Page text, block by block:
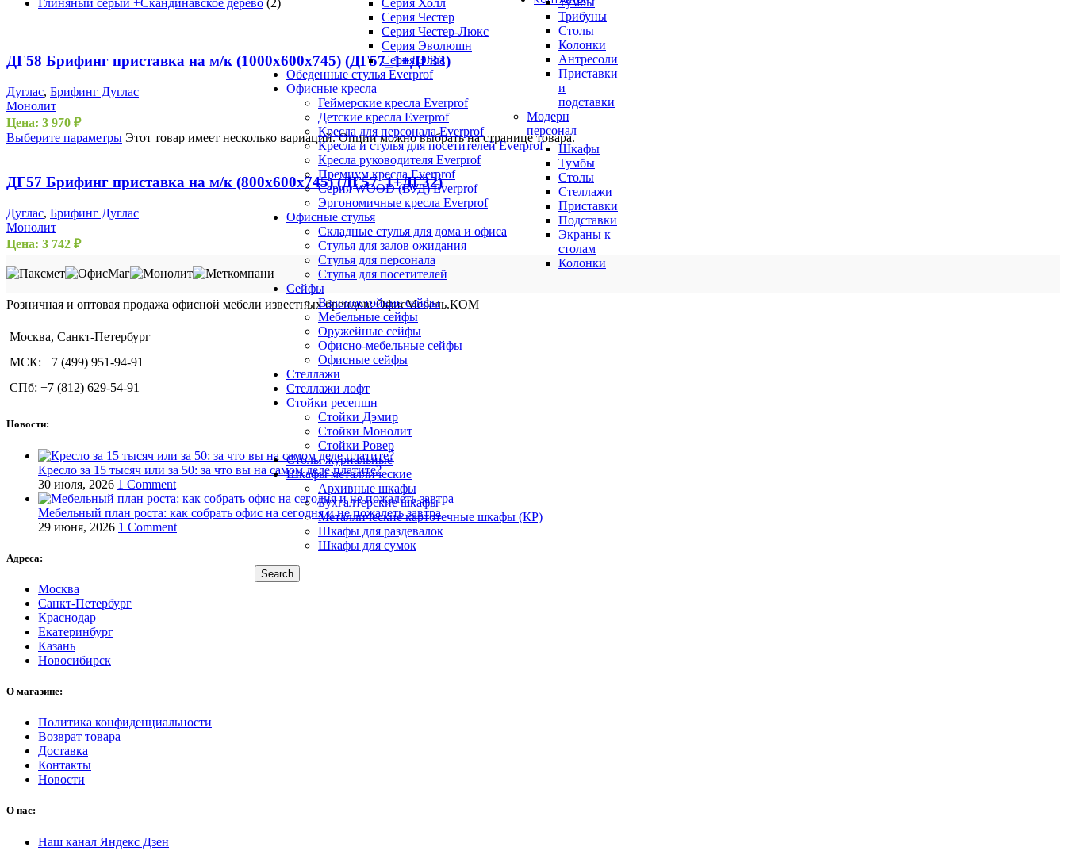
Серия Честер
Серия Честер-Люкс
Серия Эволюшн
Серия Элла
Обеденные стулья Everprof
Офисные кресла
Геймерские кресла Everprof
Детские кресла Everprof
Кресла для персонала Everprof
Кресла и стулья для посетителей Everprof
Кресла руководителя Everprof
Премиум кресла Everprof
Серия WOOD (ВУД) Everprof
Эргономичные кресла Everprof
Офисные стулья
Складные стулья для дома и офиса
Стулья для залов ожидания
Стулья для персонала
Стулья для посетителей
Сейфы
Взломостойкие сейфы
Мебельные сейфы
Оружейные сейфы
Офисно-мебельные сейфы
Офисные сейфы
Стеллажи
Стеллажи лофт
Стойки ресепшн
Стойки Дэмир
Стойки Монолит
Стойки Ровер
Столы журнальные
Шкафы металлические
Архивные шкафы
Бухгалтерские шкафы
Металлические картотечные шкафы (КР)
Шкафы для раздевалок
Шкафы для сумок
Search
Трибуны
Столы
Колонки
Антресоли
Приставки
и
подставки
Модерн
персонал
Шкафы
Тумбы
Столы
Стеллажи
Приставки
Подставки
Экраны к
столам
Колонки
Глиняный серый +Скандинавское дерево (2)
ДГ58 Брифинг приставка на м/к (1000х600х745) (ДГ57_1+ДГ33)
Дуглас, Брифинг Дуглас
Монолит
Цена: 3 970 ₽
Выберите параметры Этот товар имеет несколько вариаций. Опции можно выбрать на странице товара.
ДГ57 Брифинг приставка на м/к (800х600х745) (ДГ57_1+ДГ32)
Дуглас, Брифинг Дуглас
Монолит
Цена: 3 742 ₽
Этот товар имеет несколько вариаций. Опции можно выбрать на странице товара.
Розничная и оптовая продажа офисной мебели известных брендов: ОфисМебель.КОМ
Москва, Санкт-Петербург
МСК: +7 (499) 951-94-91
СПб: +7 (812) 629-54-91
Новости:
Кресло за 15 тысяч или за 50: за что вы на самом деле платите?
30 июля, 2026 1 Comment
Мебельный план роста: как собрать офис на сегодня и не пожалеть завтра
29 июня, 2026 1 Comment
Адреса:
Москва
Санкт-Петербург
Краснодар
Екатеринбург
Казань
Новосибирск
О магазине:
Политика конфиденциальности
Возврат товара
Доставка
Контакты
Новости
О нас:
Наш канал Яндекс Дзен